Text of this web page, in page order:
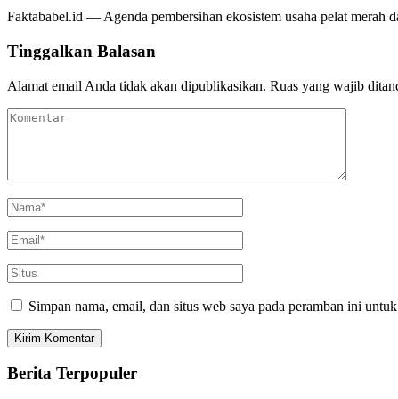
Faktababel.id — Agenda pembersihan ekosistem usaha pelat
Tinggalkan Balasan
Alamat email Anda tidak akan dipublikasikan. Ruas yang wajib
Simpan nama, email, dan situs web saya pada peramban ini
Berita Terpopuler